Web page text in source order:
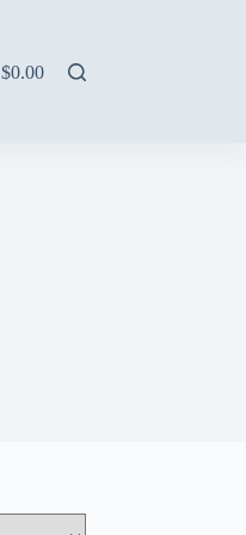
$0.00